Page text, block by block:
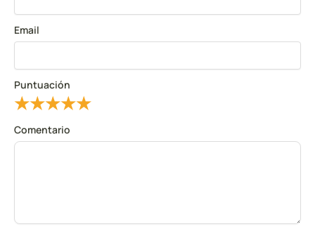
Email
Puntuación
★
★
★
★
★
Comentario